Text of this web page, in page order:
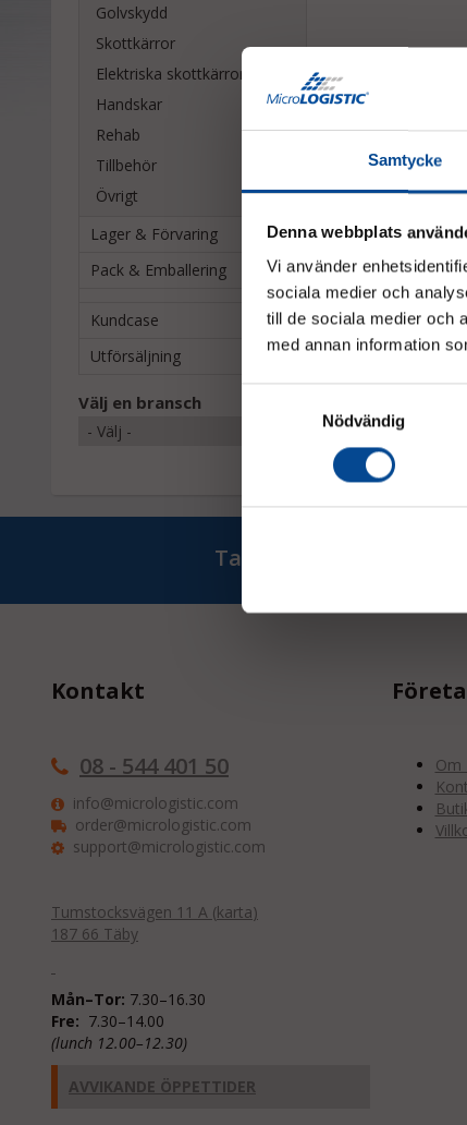
Samtycke
Denna webbplats
Vi använder
sociala medier och
till de sociala medier och
med annan information
Nödvändig
Golvskydd
Skottkärror
Elektriska skottkärror
Handskar
Rehab
Tillbehör
Övrigt
Lager & Förvaring
Pack & Emballering
Kundcase
Utförsäljning
Välj en bransch
Ta del av våra bästa
Kontakt
08 - 544 401 50
info@micrologistic.com
order@micrologistic.com
support@micrologistic.com
Tumstocksvägen 11 A (karta)
187 66 Täby
Mån–Tor: 7.30–16.30
Fre: 7.30–14.00
(lunch 12.00–12.30)
AVVIKANDE ÖPPETTIDER
Om